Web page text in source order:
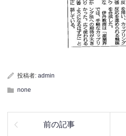
投稿者: admin
none
前の記事